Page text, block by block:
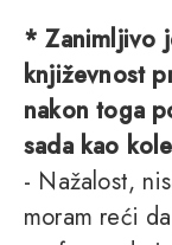
* Zanimljivo
književnost
nakon toga
sada kao
- Nažalost,
moram reći